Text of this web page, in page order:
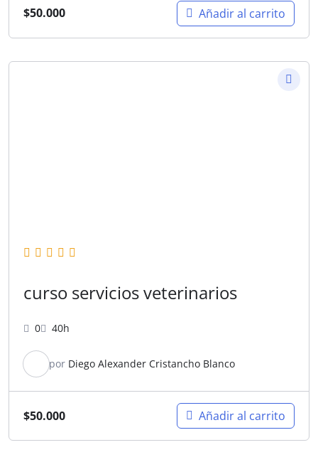
$50.000 Añadir al carrito
curso servicios veterinarios
0 40h
por Diego Alexander Cristancho Blanco
$50.000 Añadir al carrito